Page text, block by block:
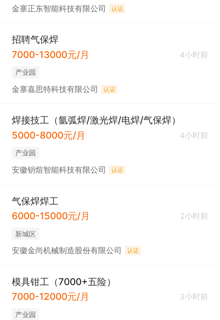
金寨正东智能科技有限公司 认证
招聘气保焊
7000-13000元/月
4小时前
产业园
金寨嘉思特科技有限公司 认证
焊接技工（氩弧焊/激光焊/电焊/气保焊）
5000-8000元/月
4小时前
产业园
安徽钥煊智能科技有限公司 认证
气保焊焊工
6000-15000元/月
2小时前
新城区
安徽金尚机械制造股份有限公司 认证
模具钳工（7000+五险）
7000-12000元/月
3小时前
产业园